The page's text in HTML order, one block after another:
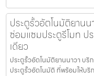
ประตูรั้วอัตโนมัติยาน
ซ่อมแซมประตูรีโมท ป
เดียว
ประตูรั้วอัตโนมัติยานนาวา บริ
ประตูรั้วอัตโนมัติ ที่พร้อมให้บริ